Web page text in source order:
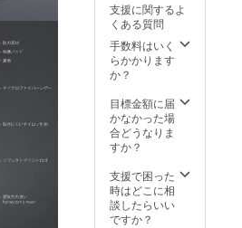
支援に関するよ
くある質問
手数料はいく
らかかります
か？
目標金額に届
かなかった場
合どうなりま
すか？
支援で困った
時はどこに相
談したらいい
ですか？